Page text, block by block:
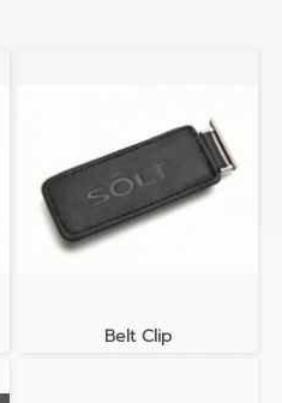
Belt Clip